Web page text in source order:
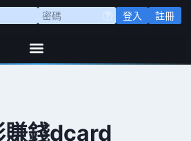
登入 註冊
賺錢dcard